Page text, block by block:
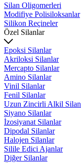
Silan Oligomerleri
Modifiye Polisiloksanlar
Silikon Reçineler
Özel Silanlar
Epoksi Silanlar
Akriloksi Silanlar
Mercapto Silanlar
Amino Silanlar
Vinil Silanlar
Fenil Silanlar
Uzun Zincirli Alkil
Siyano Silanlar
İzosiyanat Silanlar
Dipodal Silanlar
Halojen Silanlar
Silile Edici Ajanlar
Diğer Silanlar